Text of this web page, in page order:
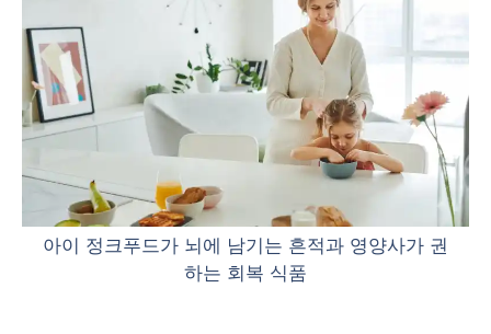
아이 정크푸드가 뇌에 남기는 흔적과 영양사가 권
하는 회복 식품